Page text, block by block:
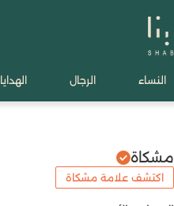
النساء الرجال الهدايا
مشكاة
اكتشف علامة مشكاة